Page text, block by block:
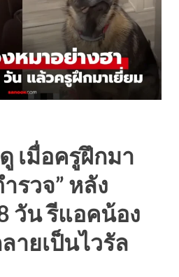
เมื่อครูฝึกมา
รวจ” หลัง
วัน รีแอคน้อง
ายเป็นไวรัล